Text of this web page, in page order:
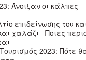
Άνοιξαν οι κάλπες
επιδείνωσης του
χαλάζι - Ποιες
2023: Πότε